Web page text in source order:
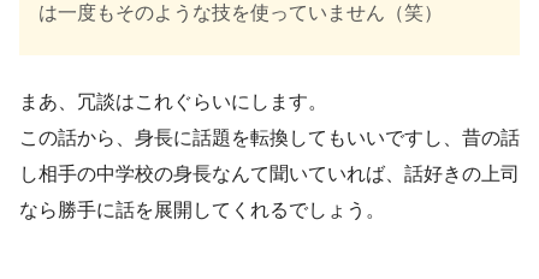
は一度もそのような技を使っていません（笑）
まあ、冗談はこれぐらいにします。
この話から、身長に話題を転換してもいいですし、昔の話
し相手の中学校の身長なんて聞いていれば、話好きの上司
なら勝手に話を展開してくれるでしょう。